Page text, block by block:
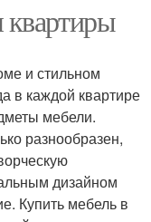
квартиры
и стильном
в каждой квартире
мебели.
разнообразен,
дизайном
Купить мебель в